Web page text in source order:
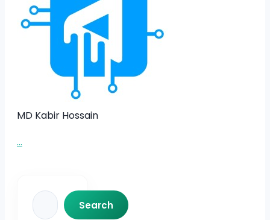
MD Kabir Hossain
...
Search
Search